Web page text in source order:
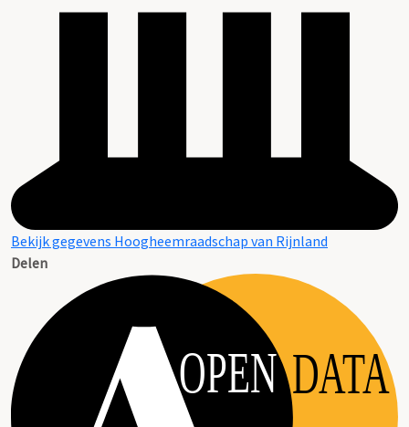
Bekijk gegevens Hoogheemraadschap van Rijnland
Delen
OPEN DATA